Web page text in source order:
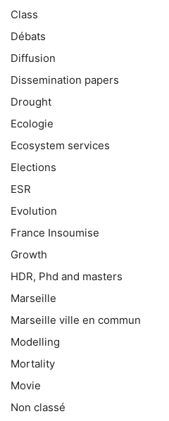
Class
Débats
Diffusion
Dissemination papers
Drought
Ecologie
Ecosystem services
Elections
ESR
Evolution
France Insoumise
Growth
HDR, Phd and masters
Marseille
Marseille ville en commun
Modelling
Mortality
Movie
Non classé